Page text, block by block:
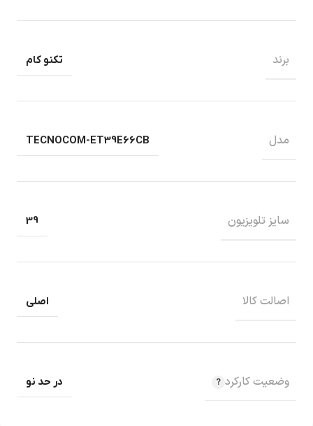
برند تکنو کام
مدل TECNOCOM-ET39E66CB
سایز تلویزیون 39
اصالت کالا اصلی
وضعیت کارکرد در حد نو